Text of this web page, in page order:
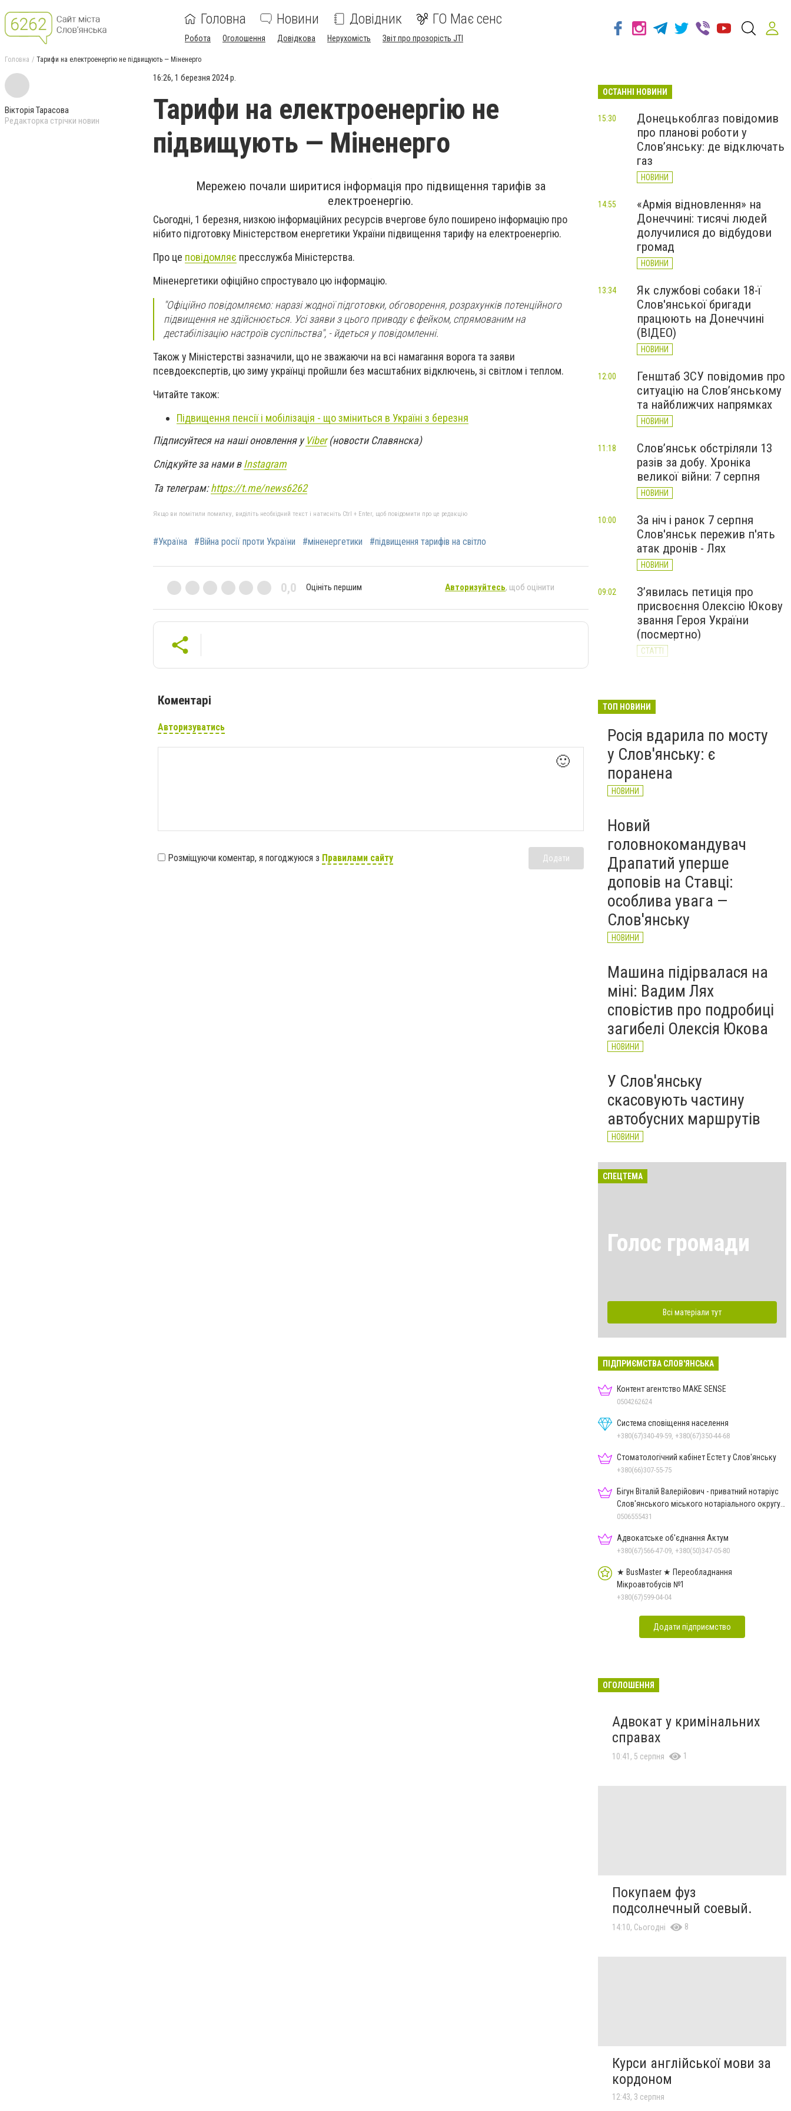
Головна Новини Довідник ГО Має сенс
Робота Оголошення Довідкова Нерухомість Звіт про прозорість JTI
Головна Тарифи на електроенергію не підвищують — Міненерго
Вікторія Тарасова
Редакторка стрічки новин
16:26, 1 березня 2024 р.
Тарифи на електроенергію не
підвищують — Міненерго
Мережею почали ширитися інформація про підвищення тарифів за
електроенергію.
Сьогодні, 1 березня, низкою інформаційних ресурсів вчергове було поширено інформацію про
нібито підготовку Міністерством енергетики України підвищення тарифу на електроенергію.
Про це повідомляє пресслужба Міністерства.
Міненергетики офіційно спростувало цю інформацію.
"Офіційно повідомляємо: наразі жодної підготовки, обговорення, розрахунків потенційного
підвищення не здійснюється. Усі заяви з цього приводу є фейком, спрямованим на
дестабілізацію настроїв суспільства", - йдеться у повідомленні.
Також у Міністерстві зазначили, що не зважаючи на всі намагання ворога та заяви
псевдоекспертів, цю зиму українці пройшли без масштабних відключень, зі світлом і теплом.
Читайте також:
Підвищення пенсії і мобілізація - що зміниться в Україні з березня
Підписуйтеся на наші оновлення уViber(новости Славянска)
Слідкуйте за нами вInstagram
Та телеграм:https://t.me/news6262
Якщо ви помітили помилку, виділіть необхідний текст і натисніть Ctrl + Enter, щоб повідомити про це редакцію
#Україна #Війна росії проти України #міненергетики #підвищення тарифів на світло
0,0 Оцініть першим Авторизуйтесь, щоб оцінити
Коментарі
Авторизуватись
🙂
Розміщуючи коментар, я погоджуюся з Правилами сайту Додати
ОСТАННІ НОВИНИ
Донецькоблгаз повідомив
про планові роботи у
Слов’янську: де відключать
газ
НОВИНИ
15:30
«Армія відновлення» на
Донеччині: тисячі людей
долучилися до відбудови
громад
НОВИНИ
14:55
Як службові собаки 18-ї
Слов'янської бригади
працюють на Донеччині
(ВІДЕО)
НОВИНИ
13:34
Генштаб ЗСУ повідомив про
ситуацію на Слов’янському
та найближчих напрямках
НОВИНИ
12:00
Слов’янськ обстріляли 13
разів за добу. Хроніка
великої війни: 7 серпня
НОВИНИ
11:18
За ніч і ранок 7 серпня
Слов'янськ пережив п'ять
атак дронів - Лях
НОВИНИ
10:00
З’явилась петиція про
присвоєння Олексію Юкову
звання Героя України
(посмертно)
СТАТТІ
09:02
річний чоловік у реанімації
ТОП НОВИНИ
Росія вдарила по мосту
у Слов'янську: є
поранена
НОВИНИ
Новий
головнокомандувач
Драпатий уперше
доповів на Ставці:
особлива увага —
Слов'янську
НОВИНИ
Машина підірвалася на
міні: Вадим Лях
сповістив про подробиці
загибелі Олексія Юкова
НОВИНИ
У Слов'янську
скасовують частину
автобусних маршрутів
НОВИНИ
СПЕЦТЕМА
Голос громади
Всі матеріали тут
ПІДПРИЄМСТВА СЛОВ'ЯНСЬКА
Контент агентство MAKE SENSE
0504262624
Система сповіщення населення
+380(67)340-49-59, +380(67)350-44-68
Стоматологічний кабінет Естет у Слов'янську
+380(66)307-55-75
Бігун Віталій Валерійович - приватний нотаріус
Слов'янського міського нотаріального округу
Дон.обл.
0506555431
Адвокатське об'єднання Актум
+380(67)566-47-09, +380(50)347-05-80
★ BusMaster ★ Переобладнання
Мікроавтобусів №1
+380(67)599-04-04
Додати підприємство
ОГОЛОШЕННЯ
Адвокат у кримінальних
справах
10:41, 5 серпня 1
Покупаем фуз
подсолнечный соевый.
14:10, Сьогодні 8
Курси англійської мови за
кордоном
12:43, 3 серпня